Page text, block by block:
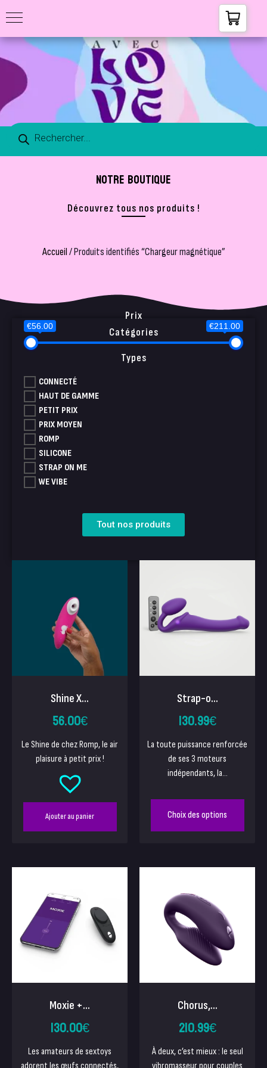
NOTRE BOUTIQUE
Découvrez tous nos produits !
Accueil/ Produits identifiés “Chargeur magnétique”
Catégories
Prix
€56.00 €211.00
Types
CONNECTÉ
HAUT DE GAMME
PETIT PRIX
PRIX MOYEN
ROMP
SILICONE
STRAP ON ME
WE VIBE
Tout nos produits
Shine X...
56.00€
Le Shine de chez Romp, le air
plaisure à petit prix !
Ajouter au panier
Strap-o...
130.99€
La toute puissance renforcée
de ses 3 moteurs
indépendants, la...
Choix des options
Moxie +...
130.00€
Les amateurs de sextoys
Chorus,...
210.99€
À deux, c’est mieux : le seul